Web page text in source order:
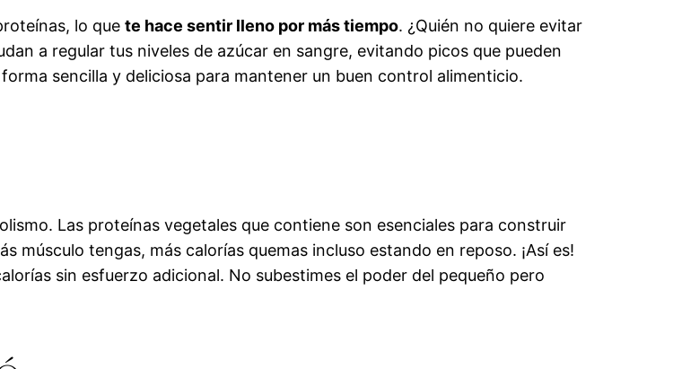
lo quete hace sentir lleno por más tiempo. ¿Quién no quiere evitar
a regular tus niveles de azúcar en sangre, evitando picos que pueden
sencilla y deliciosa para mantener un buen control alimenticio.
Las proteínas vegetales que contiene son esenciales para construir
músculo tengas, más calorías quemas incluso estando en reposo. ¡Así es!
sin esfuerzo adicional. No subestimes el poder del pequeño pero